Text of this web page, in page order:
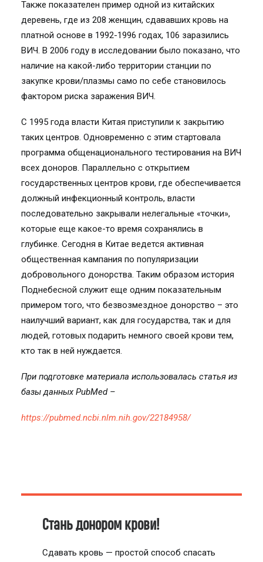
Также показателен пример одной из китайских
деревень, где из 208 женщин, сдававших кровь на
платной основе в 1992-1996 годах, 106 заразились
ВИЧ. В 2006 году в исследовании было показано, что
наличие на какой-либо территории станции по
закупке крови/плазмы само по себе становилось
фактором риска заражения ВИЧ.
С 1995 года власти Китая приступили к закрытию
таких центров. Одновременно с этим стартовала
программа общенационального тестирования на ВИЧ
всех доноров. Параллельно с открытием
государственных центров крови, где обеспечивается
должный инфекционный контроль, власти
последовательно закрывали нелегальные «точки»,
которые еще какое-то время сохранялись в
глубинке. Сегодня в Китае ведется активная
общественная кампания по популяризации
добровольного донорства. Таким образом история
Поднебесной служит еще одним показательным
примером того, что безвозмездное донорство – это
наилучший вариант, как для государства, так и для
людей, готовых подарить немного своей крови тем,
кто так в ней нуждается.
При подготовке материала использовалась статья из
базы данных PubMed –
https://pubmed.ncbi.nlm.nih.gov/22184958/
Стань донором крови!
Сдавать кровь — простой способ спасать